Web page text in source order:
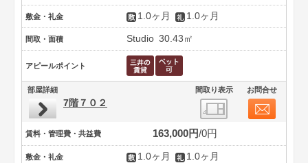
敷金・礼金 1.0ヶ月 1.0ヶ月
間取・面積 Studio 30.43㎡
アピールポイント
部屋詳細 間取り表示 お問合せ
7階７０２
賃料・管理費・共益費 163,000円 0円
敷金・礼金 1.0ヶ月 1.0ヶ月